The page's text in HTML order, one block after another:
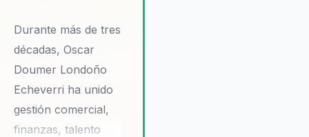
Durante más de tres
décadas, Oscar
Doumer Londoño
Echeverri ha unido
gestión comercial,
finanzas, talento